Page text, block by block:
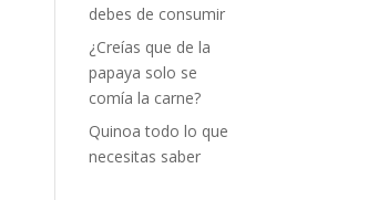
debes de consumir
¿Creías que de la
papaya solo se
comía la carne?
Quinoa todo lo que
necesitas saber